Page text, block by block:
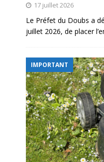
17 juillet 2026
Le Préfet du Doubs a
juillet 2026, de placer
IMPORTANT